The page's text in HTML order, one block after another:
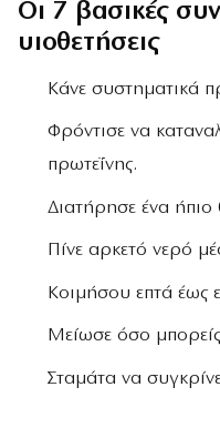
Οι 7 βασικές
υιοθετήσεις
Κάνε συστηματικά
Φρόντισε να
πρωτεΐνης.
Διατήρησε ένα ήπιο
Πίνε αρκετό νερό
Κοιμήσου επτά έως
Μείωσε όσο
Σταμάτα να